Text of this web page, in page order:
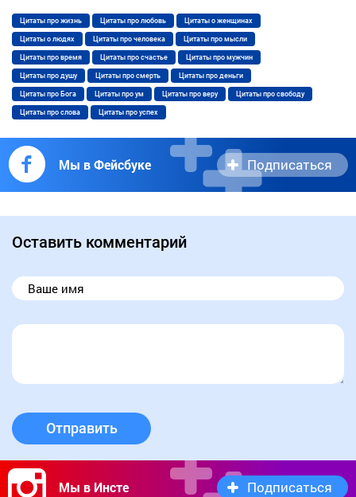
Цитаты про жизнь Цитаты про любовь Цитаты о женщинах
Цитаты о людях Цитаты про человека Цитаты про мысли
Цитаты про время Цитаты про счастье Цитаты про мужчин
Цитаты про душу Цитаты про смерть Цитаты про деньги
Цитаты про Бога Цитаты про ум Цитаты про веру Цитаты про свободу
Цитаты про слова Цитаты про успех
Мы в Фейсбуке Подписаться
Оставить комментарий
Отправить
Мы в Инсте Подписаться